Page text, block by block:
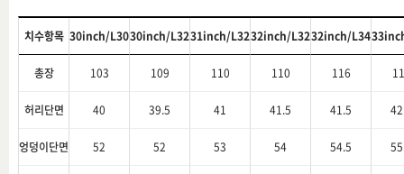
치수항목 30inch/L3030inch/L3231inch/L3232inch/L3232inch/L34
총장 103 109 110 110 116
허리단면 40 39.5 41 41.5 41.5
엉덩이단면 52 52 53 54 54.5